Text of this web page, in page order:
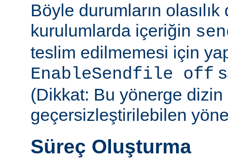
Böyle durumların
kurulumlarda içeriğin
teslim edilmemesi için
EnableSendfile off
(Dikkat: Bu yönerge
geçersizleştirilebilen
Süreç Oluşturma